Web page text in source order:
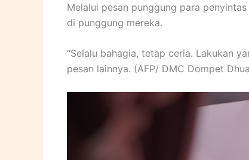
Melalui pesan punggung para
di punggung mereka.
“Selalu bahagia, tetap ceria. Lakukan
pesan lainnya. (AFP/ DMC Dompet